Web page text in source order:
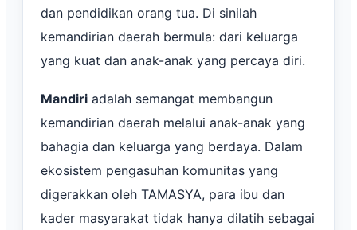
dan pendidikan orang tua. Di sinilah
kemandirian daerah bermula: dari keluarga
yang kuat dan anak-anak yang percaya diri.
Mandiri adalah semangat membangun
kemandirian daerah melalui anak-anak yang
bahagia dan keluarga yang berdaya. Dalam
ekosistem pengasuhan komunitas yang
digerakkan oleh TAMASYA, para ibu dan
kader masyarakat tidak hanya dilatih sebagai